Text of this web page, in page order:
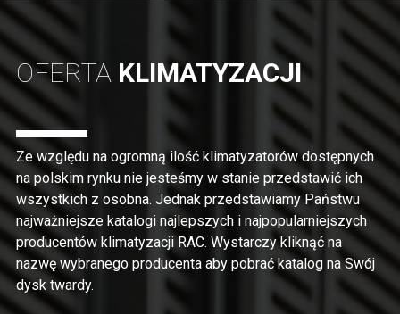
OFERTA KLIMATYZACJI
Ze względu na ogromną ilość klimatyzatorów dostępnych
na polskim rynku nie jesteśmy w stanie przedstawić ich
wszystkich z osobna. Jednak przedstawiamy Państwu
najważniejsze katalogi najlepszych i najpopularniejszych
producentów klimatyzacji RAC. Wystarczy kliknąć na
nazwę wybranego producenta aby pobrać katalog na Swój
dysk twardy.